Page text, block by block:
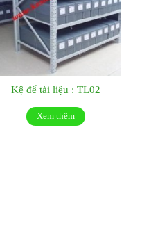
Kệ để tài liệu : TL02
Xem thêm